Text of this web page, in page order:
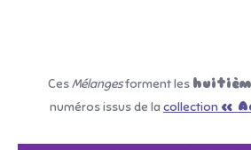
CesMélangesforment les
numéros issus de la collection «